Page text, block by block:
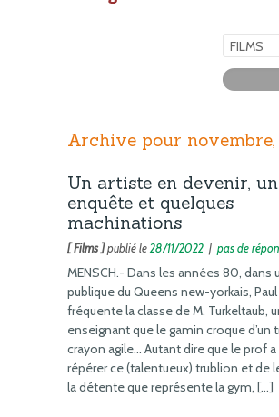
Archive pour
Un artiste en devenir,
enquête et quelques
machinations
[ Films ]publié le28/11/2022 | pas de
MENSCH.- Dans les années 80, dans
publique du Queens new-yorkais,
fréquente la classe de M. Turkeltaub,
enseignant que le gamin croque d’un
crayon agile… Autant dire que le prof
répérer ce (talentueux) trublion et de
la détente que représente la gym, […]